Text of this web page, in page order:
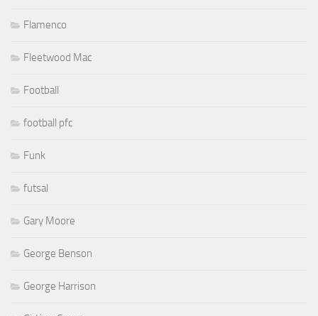
Flamenco
Fleetwood Mac
Football
football pfc
Funk
futsal
Gary Moore
George Benson
George Harrison